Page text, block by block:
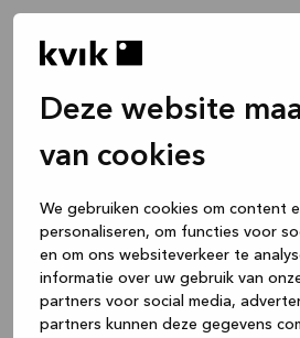
Deze website
van cookies
We gebruiken cookies om content
personaliseren, om functies voor
en om ons websiteverkeer te
informatie over uw gebruik van
partners voor social media,
partners kunnen deze gegevens